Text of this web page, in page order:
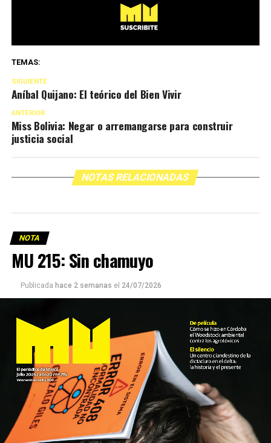
TEMAS:
SIGUIENTE
Aníbal Quijano: El teórico del Bien Vivir
ANTERIOR
Miss Bolivia: Negar o arremangarse para construir
justicia social
NOTAS RELACIONADAS
NOTA
MU 215: Sin chamuyo
Publicada hace 2 semanas el 24/07/2026